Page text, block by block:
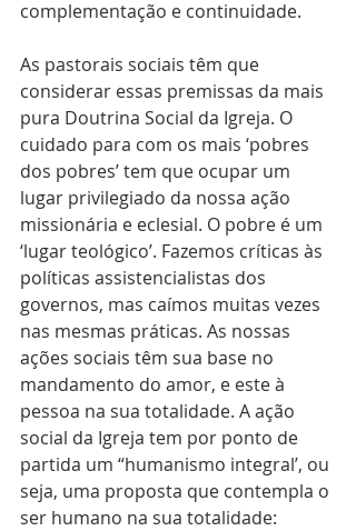
complementação e continuidade.
As pastorais sociais têm que
considerar essas premissas da mais
pura Doutrina Social da Igreja. O
cuidado para com os mais ‘pobres
dos pobres’ tem que ocupar um
lugar privilegiado da nossa ação
missionária e eclesial. O pobre é um
‘lugar teológico’. Fazemos críticas às
políticas assistencialistas dos
governos, mas caímos muitas vezes
nas mesmas práticas. As nossas
ações sociais têm sua base no
mandamento do amor, e este à
pessoa na sua totalidade. A ação
social da Igreja tem por ponto de
partida um “humanismo integral’, ou
seja, uma proposta que contempla o
ser humano na sua totalidade: